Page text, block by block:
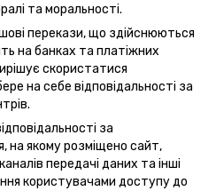
та моральності.
перекази, що здійснюються
на банках та платіжних
скористатися
на себе відповідальності за
за
на якому розміщено сайт,
передачі даних та інші
користувачами доступу до